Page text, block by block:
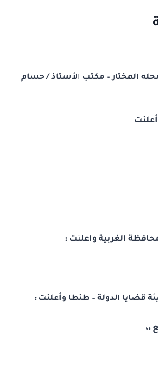
المختار – مكتب الأستاذ / حسام
الغربية واعلنت :
الدولة – طنطا وأعلنت :
،،